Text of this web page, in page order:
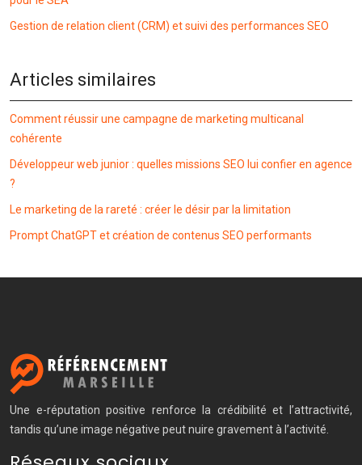
Gestion de relation client (CRM) et suivi des performances SEO
Articles similaires
Comment réussir une campagne de marketing multicanal
cohérente
Développeur web junior : quelles missions SEO lui confier en agence
?
Le marketing de la rareté : créer le désir par la limitation
Prompt ChatGPT et création de contenus SEO performants
Une e-réputation positive renforce la crédibilité et l’attractivité,
tandis qu’une image négative peut nuire gravement à l’activité.